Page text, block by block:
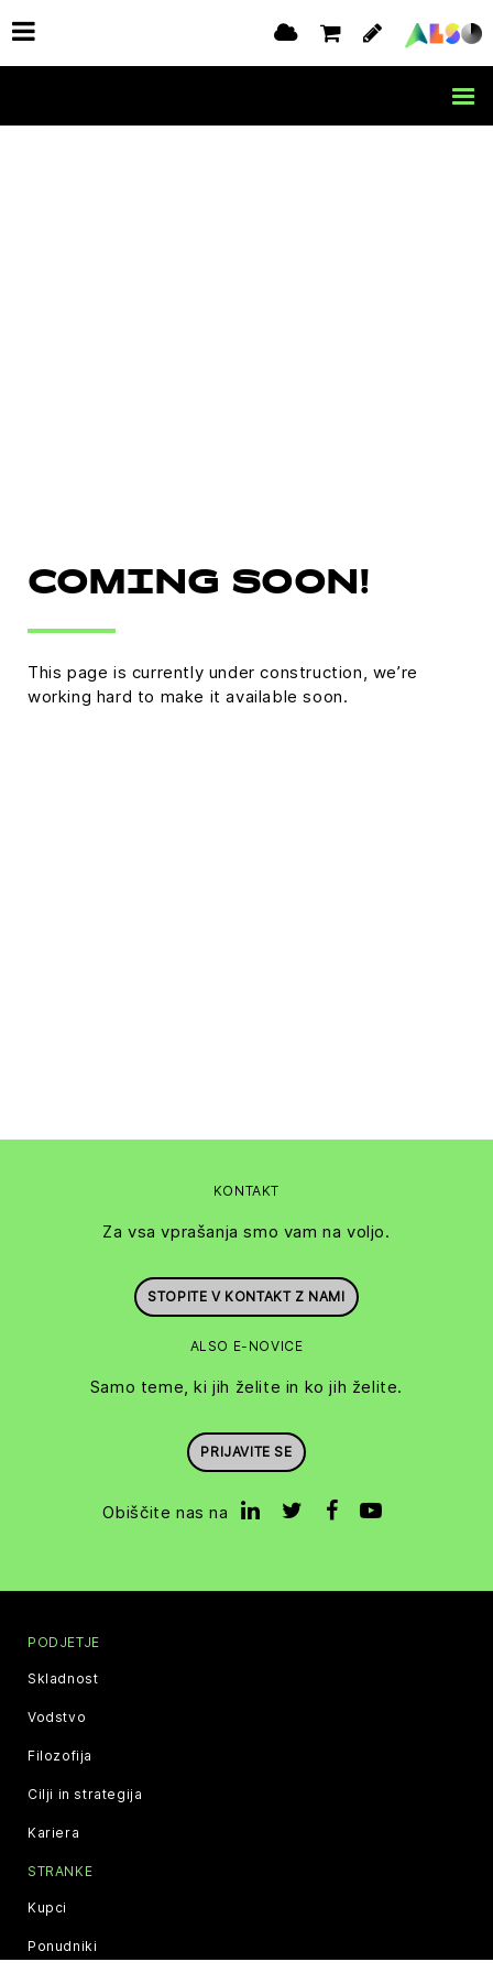
COMING SOON!
This page is currently under construction, we’re
working hard to make it available soon.
KONTAKT
Za vsa vprašanja smo vam na voljo.
STOPITE V KONTAKT Z NAMI
ALSO E-NOVICE
Samo teme, ki jih želite in ko jih želite.
PRIJAVITE SE
Obiščite nas na
PODJETJE
Skladnost
Vodstvo
Filozofija
Cilji in strategija
Kariera
STRANKE
Kupci
Ponudniki